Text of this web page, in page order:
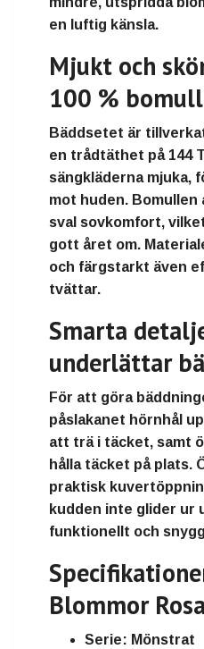
en luftig känsla.
Mjukt och
100 % bomull
Bäddsetet är
en trådtäthet på 144
sängkläderna mjuka,
mot huden. Bomullen
sval sovkomfort,
gott året om.
och färgstarkt även
tvättar.
Smarta
underlättar
För att göra
påslakanet hörnhål
att trä i täcket, samt
hålla täcket på plats.
praktisk
kudden inte glider ur
funktionellt och
Blommor
Serie: Mönstrat